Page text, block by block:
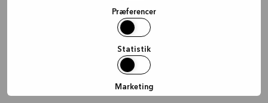
Præferencer
Statistik
Marketing